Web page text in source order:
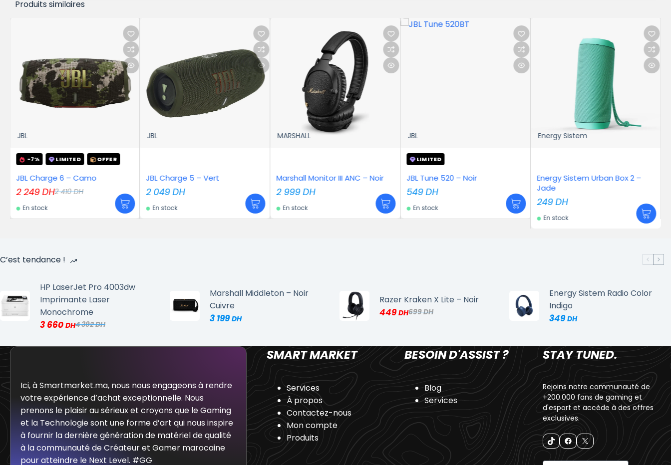
Produits similaires
JBL
-7% LIMITED OFFER
JBL Charge 6 – Camo
2 410DH
2 249DH
En stock
JBL
JBL Charge 5 – Vert
2 049DH
En stock
MARSHALL
Marshall Monitor III ANC – Noir
2 999DH
En stock
JBL
LIMITED
JBL Tune 520 – Noir
549DH
En stock
Energy Sistem
Energy Sistem Urban Box 2 –
Jade
249DH
En stock
C’est tendance !
HP LaserJet Pro 4003dw
Imprimante Laser
Monochrome
4 392
3 660
Marshall Middleton – Noir
Cuivre
3 199
Razer Kraken X Lite – Noir
699
449
Energy Sistem Radio Color
Indigo
349
Ici, à Smartmarket.ma, nous nous engageons à rendre
votre expérience d’achat exceptionnelle. Nous
prenons le plaisir au sérieux et croyons que le Gaming
et la Technologie sont une forme d’art qui nous inspire
à fournir la dernière génération de matériel de qualité
à la communauté de Créateur et Gamer marocaine
pour atteindre le Next Level. #GG
SMART MARKET
Services
À propos
Contactez-nous
Mon compte
Produits
BESOIN D'ASSIST ?
Blog
Services
STAY TUNED.
Rejoins notre communauté de
+200.000 fans de gaming et
d'esport et accède à des offres
exclusives.